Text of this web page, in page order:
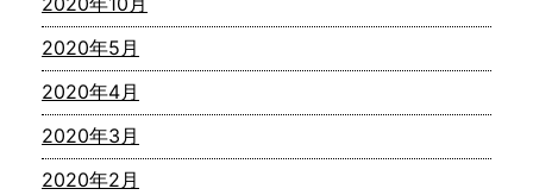
2020年5月
2020年4月
2020年3月
2020年2月